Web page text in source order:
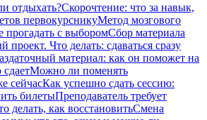
отдыхать?Скорочтение: что за навык,
первокурсникуМетод мозгового
прогадать с выборомСбор материала
Что делать: сдаваться сразу
материал: как он поможет на
Можно ли поменять
сейчасКак успешно сдать сессию:
билетыПреподаватель требует
делать, как восстановитьСмена